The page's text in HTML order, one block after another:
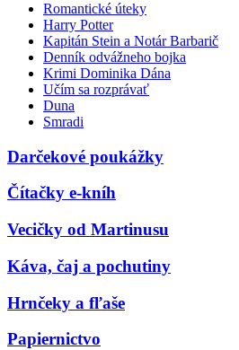
Romantické úteky
Harry Potter
Kapitán Stein a Notár Barbarič
Denník odvážneho bojka
Krimi Dominika Dána
Učím sa rozprávať
Duna
Smradi
Darčekové poukážky
Čítačky e-kníh
Vecičky od Martinusu
Káva, čaj a pochutiny
Hrnčeky a fľaše
Papiernictvo